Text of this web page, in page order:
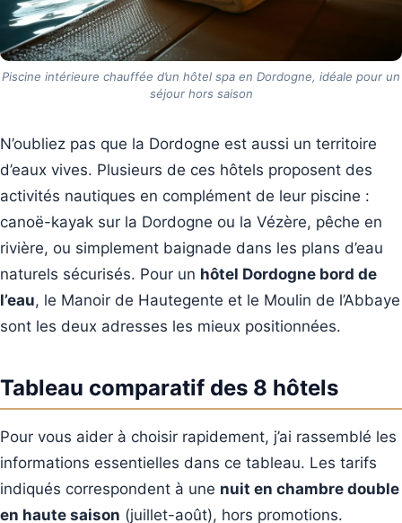
Piscine intérieure chauffée d’un hôtel spa en Dordogne, idéale pour un
séjour hors saison
N’oubliez pas que la Dordogne est aussi un territoire
d’eaux vives. Plusieurs de ces hôtels proposent des
activités nautiques en complément de leur piscine :
canoë-kayak sur la Dordogne ou la Vézère, pêche en
rivière, ou simplement baignade dans les plans d’eau
naturels sécurisés. Pour un hôtel Dordogne bord de
l’eau, le Manoir de Hautegente et le Moulin de l’Abbaye
sont les deux adresses les mieux positionnées.
Tableau comparatif des 8 hôtels
Pour vous aider à choisir rapidement, j’ai rassemblé les
informations essentielles dans ce tableau. Les tarifs
indiqués correspondent à une nuit en chambre double
en haute saison (juillet-août), hors promotions.